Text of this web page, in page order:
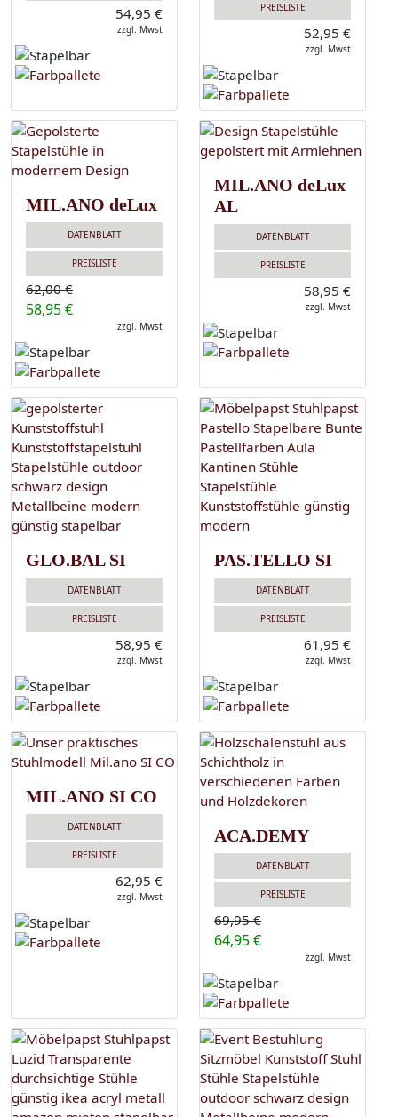
54,95 €
zzgl. Mwst
PREISLISTE
52,95 €
zzgl. Mwst
MIL.ANO deLux
DATENBLATT
PREISLISTE
62,00 €
58,95 €
zzgl. Mwst
MIL.ANO deLux
AL
DATENBLATT
PREISLISTE
58,95 €
zzgl. Mwst
GLO.BAL SI
DATENBLATT
PREISLISTE
58,95 €
zzgl. Mwst
PAS.TELLO SI
DATENBLATT
PREISLISTE
61,95 €
zzgl. Mwst
MIL.ANO SI CO
DATENBLATT
PREISLISTE
62,95 €
zzgl. Mwst
ACA.DEMY
DATENBLATT
PREISLISTE
69,95 €
64,95 €
zzgl. Mwst